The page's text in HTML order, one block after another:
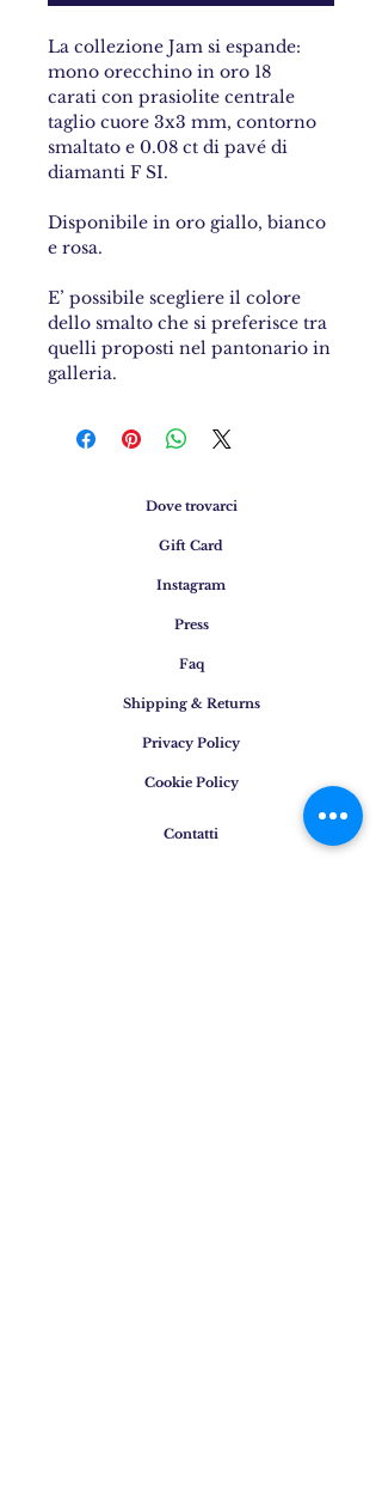
La collezione Jam si espande:
mono orecchino in oro 18
carati con prasiolite centrale
taglio cuore 3x3 mm, contorno
smaltato e 0.08 ct di pavé di
diamanti F SI.
Disponibile in oro giallo, bianco
e rosa.
E’ possibile scegliere il colore
dello smalto che si preferisce tra
quelli proposti nel pantonario in
galleria.
Dove trovarci
Gift Card
Instagram
Press
Faq
Shipping & Returns
Privacy Policy
Cookie Policy
Contatti